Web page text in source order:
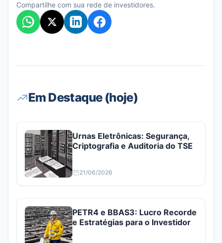
Compartilhe com sua rede de investidores.
Em Destaque (hoje)
Urnas Eletrônicas: Segurança,
Criptografia e Auditoria do TSE
21/06/2026
PETR4 e BBAS3: Lucro Recorde
e Estratégias para o Investidor